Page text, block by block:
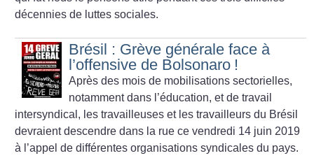
décennies de luttes sociales.
Brésil : Grève générale face à
l’offensive de Bolsonaro !
Après des mois de mobilisations sectorielles,
notamment dans l’éducation, et de travail
intersyndical, les travailleuses et les travailleurs du Brésil
devraient descendre dans la rue ce vendredi 14 juin 2019
à l’appel de différentes organisations syndicales du pays.